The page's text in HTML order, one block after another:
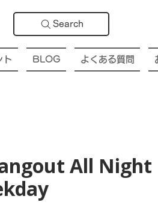
Search
ト BLOG よくある質問
All Night